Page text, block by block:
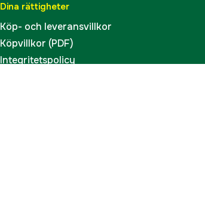
Dina rättigheter
Köp- och leveransvillkor
Köpvillkor (PDF)
Integritetspolicy